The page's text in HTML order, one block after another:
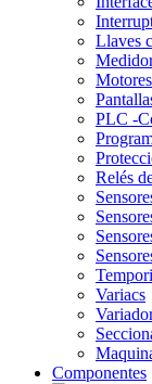
Llaves
PLC -
Relés
Variacs
Componentes